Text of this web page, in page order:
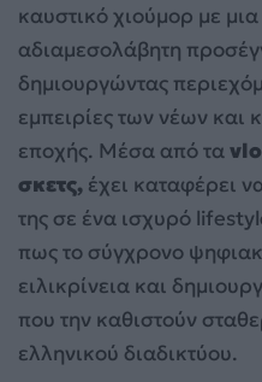
καυστικό χιούμορ με
αδιαμεσολάβητη
δημιουργώντας
εμπειρίες των νέων και
εποχής. Μέσα από τα
σκετς, έχει καταφέρει
της σε ένα ισχυρό
πως το σύγχρονο
ειλικρίνεια και
που την καθιστούν
ελληνικού διαδικτύου.